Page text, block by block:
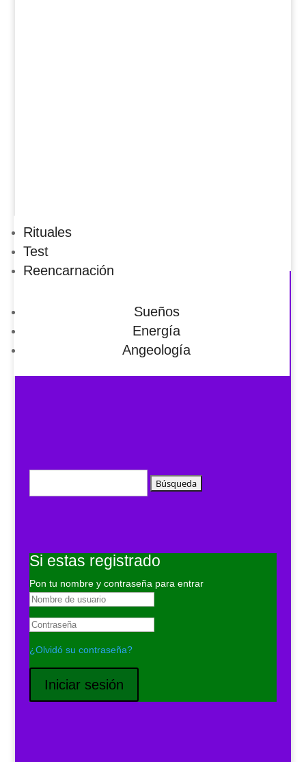
Rituales
Test
Reencarnación
Sueños
Energía
Angeología
Si estas registrado
Pon tu nombre y contraseña para entrar
¿Olvidó su contraseña?
Iniciar sesión